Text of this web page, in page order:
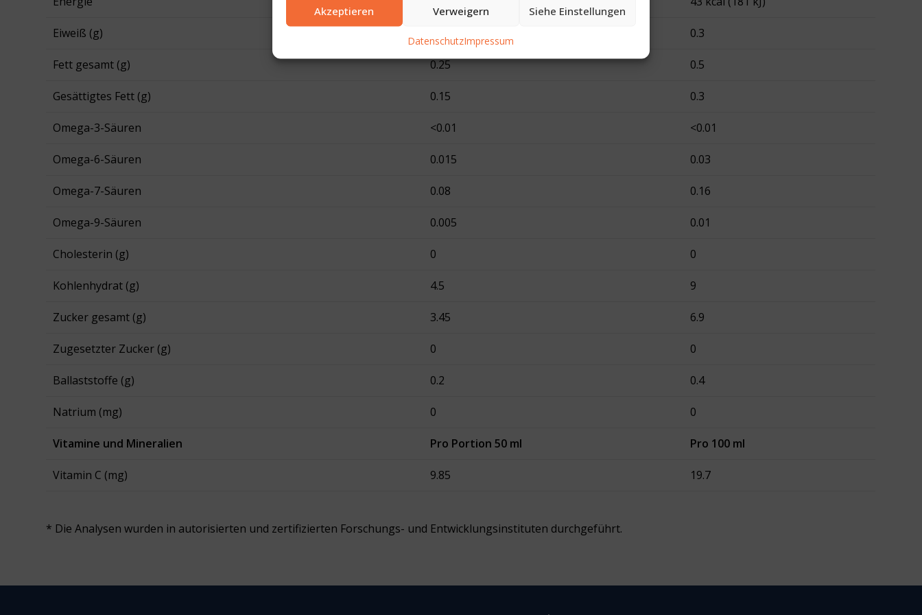
Akzeptieren Verweigern Siehe Einstellungen
DatenschutzImpressum
Eiweiß (g) 0.3
Fett gesamt (g) 0.25 0.5
Gesättigtes Fett (g) 0.15 0.3
Omega-3-Säuren <0.01 <0.01
Omega-6-Säuren 0.015 0.03
Omega-7-Säuren 0.08 0.16
Omega-9-Säuren 0.005 0.01
Cholesterin (g) 0 0
Kohlenhydrat (g) 4.5 9
Zucker gesamt (g) 3.45 6.9
Zugesetzter Zucker (g) 0 0
Ballaststoffe (g) 0.2 0.4
Natrium (mg) 0 0
Vitamine und Mineralien Pro Portion 50 ml Pro 100 ml
Vitamin C (mg) 9.85 19.7
* Die Analysen wurden in autorisierten und zertifizierten Forschungs- und Entwicklungsinstituten durchgeführt.